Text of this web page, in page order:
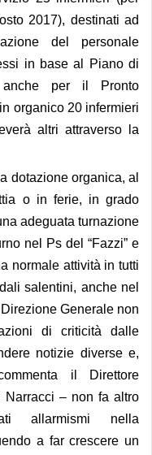
2017), destinati ad
del personale
in base al Piano di
anche per il Pronto
organico 20 infermieri
altri attraverso la
dotazione organica, al
o in ferie, in grado
adeguata turnazione
nel Ps del “Fazzi” e
normale attività in tutti
salentini, anche nel
Generale non
di criticità dalle
notizie diverse e,
il Direttore
Narracci – non fa altro
allarmismi nella
a far crescere un